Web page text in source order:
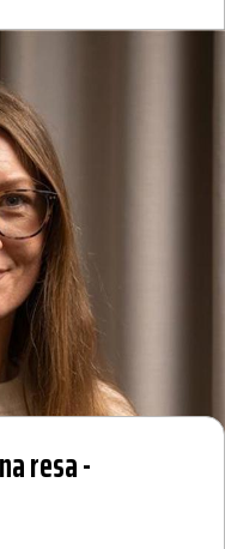
resa -